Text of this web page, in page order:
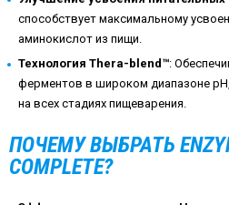
способствует максимальному
аминокислот из пищи.
Технология Thera-blend™:
ферментов в широком диапазоне
на всех стадиях пищеварения.
ПОЧЕМУ ВЫБРАТЬ
COMPLETE?